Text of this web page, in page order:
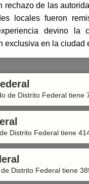
rechazo de las
locales fueron
devino la
exclusiva en la ciudad
de Distrito Federal tiene
Distrito Federal tiene
Distrito Federal tiene